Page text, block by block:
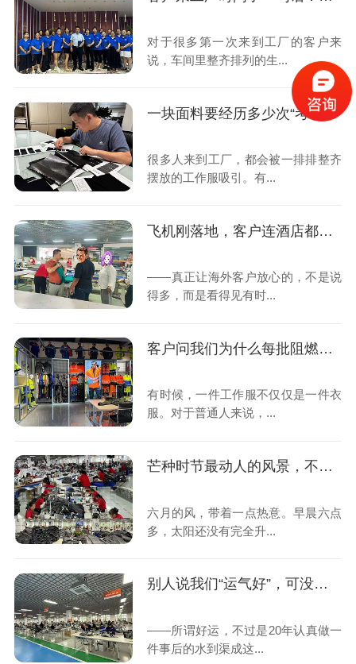
对于很多第一次来到工厂的客户来
说，车间里整齐排列的生...
一块面料要经历多少次“考试”，才能变成一件合格的工作服？
很多人来到工厂，都会被一排排整齐
摆放的工作服吸引。有...
飞机刚落地，客户连酒店都没去，第一站就来了我们的工厂
——真正让海外客户放心的，不是说
得多，而是看得见有时...
客户问我们为什么每批阻燃面料都要自己烧一遍？
有时候，一件工作服不仅仅是一件衣
服。对于普通人来说，...
芒种时节最动人的风景，不在田野里，而在我们热火朝天的车间里
六月的风，带着一点热意。早晨六点
多，太阳还没有完全升...
别人说我们“运气好”，可没人看见车间灯亮到深夜的样子
——所谓好运，不过是20年认真做一
件事后的水到渠成这...